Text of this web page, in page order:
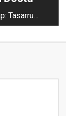
Tasarruf
mı?